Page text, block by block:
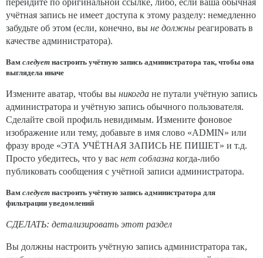
перейдите по оригинальной ссылке, либо, если ваша обычная
учётная запись не имеет доступа к этому разделу: немедленно
забудьте об этом (если, конечно, вы не должны реагировать в
качестве администратора).
Вам следует настроить учётную запись администратора так, чтобы она
выглядела иначе
Измените аватар, чтобы вы никогда не путали учётную запись
администратора и учётную запись обычного пользователя.
Сделайте свой профиль невидимым. Измените фоновое
изображение или тему, добавьте в имя слово «ADMIN» или
фразу вроде «ЭТА УЧЁТНАЯ ЗАПИСЬ НЕ ПИШЕТ» и т.д.
Просто убедитесь, что у вас нет соблазна когда-либо
публиковать сообщения с учётной записи администратора.
Вам следует настроить учётную запись администратора для
фильтрации уведомлений
СДЕЛАТЬ: детализировать этот раздел
Вы должны настроить учётную запись администратора так,